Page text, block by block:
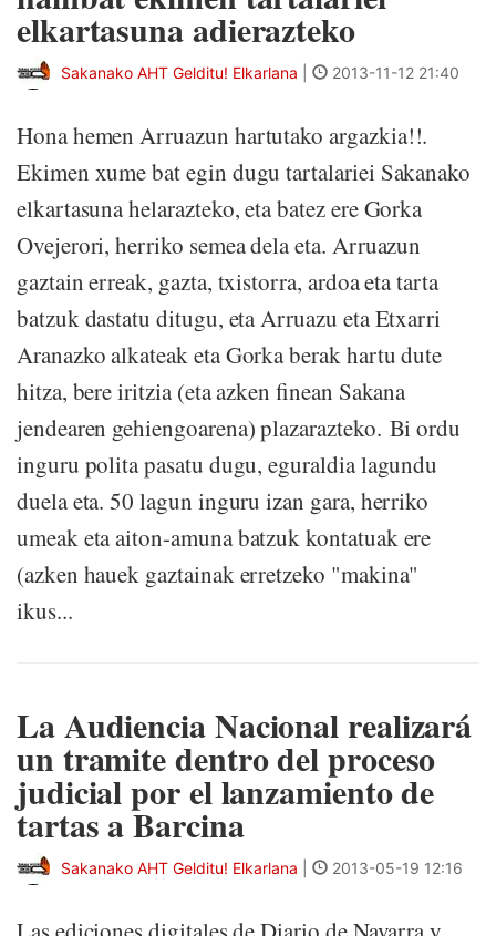
elkartasuna adierazteko
Sakanako AHT Gelditu! Elkarlana 2013-11-12 21:40
Hona hemen Arruazun hartutako argazkia!!.
Ekimen xume bat egin dugu tartalariei Sakanako
elkartasuna helarazteko, eta batez ere Gorka
Ovejerori, herriko semea dela eta. Arruazun
gaztain erreak, gazta, txistorra, ardoa eta tarta
batzuk dastatu ditugu, eta Arruazu eta Etxarri
Aranazko alkateak eta Gorka berak hartu dute
hitza, bere iritzia (eta azken finean Sakana
jendearen gehiengoarena) plazarazteko. Bi ordu
inguru polita pasatu dugu, eguraldia lagundu
duela eta. 50 lagun inguru izan gara, herriko
umeak eta aiton-amuna batzuk kontatuak ere
(azken hauek gaztainak erretzeko "makina"
ikus...
La Audiencia Nacional realizará
un tramite dentro del proceso
judicial por el lanzamiento de
tartas a Barcina
Sakanako AHT Gelditu! Elkarlana 2013-05-19 12:16